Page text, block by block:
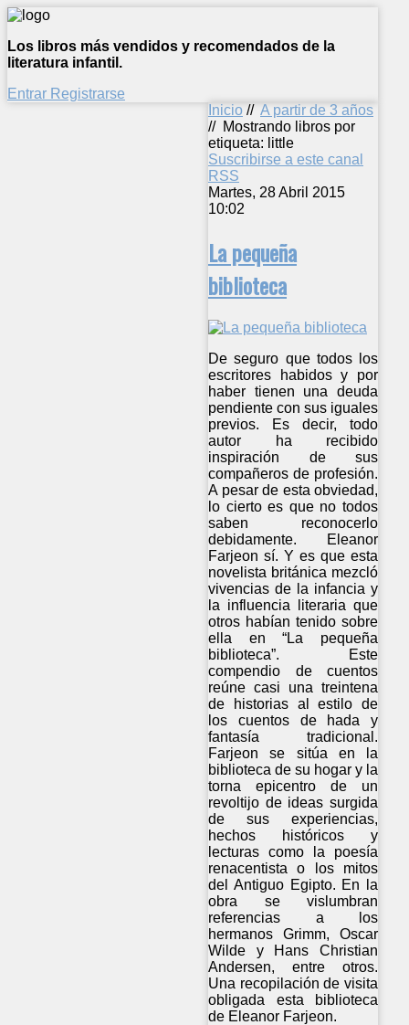
Los libros más vendidos y recomendados de la
literatura infantil.
Entrar Registrarse
Inicio // A partir de 3 años
// Mostrando libros por
etiqueta: little
Suscribirse a este canal
RSS
Martes, 28 Abril 2015
10:02
La pequeña
biblioteca
De seguro que todos los
escritores habidos y por
haber tienen una deuda
pendiente con sus iguales
previos. Es decir, todo
autor ha recibido
inspiración de sus
compañeros de profesión.
A pesar de esta obviedad,
lo cierto es que no todos
saben reconocerlo
debidamente. Eleanor
Farjeon sí. Y es que esta
novelista británica mezcló
vivencias de la infancia y
la influencia literaria que
otros habían tenido sobre
ella en “La pequeña
biblioteca”. Este
compendio de cuentos
reúne casi una treintena
de historias al estilo de
los cuentos de hada y
fantasía tradicional.
Farjeon se sitúa en la
biblioteca de su hogar y la
torna epicentro de un
revoltijo de ideas surgida
de sus experiencias,
hechos históricos y
lecturas como la poesía
renacentista o los mitos
del Antiguo Egipto. En la
obra se vislumbran
referencias a los
hermanos Grimm, Oscar
Wilde y Hans Christian
Andersen, entre otros.
Una recopilación de visita
obligada esta biblioteca
de Eleanor Farjeon.